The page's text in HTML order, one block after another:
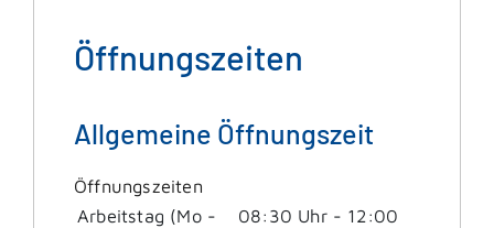
Öffnungszeiten
Allgemeine Öffnungszeit
Öffnungszeiten
Arbeitstag (Mo -
08:30 Uhr- 12:00